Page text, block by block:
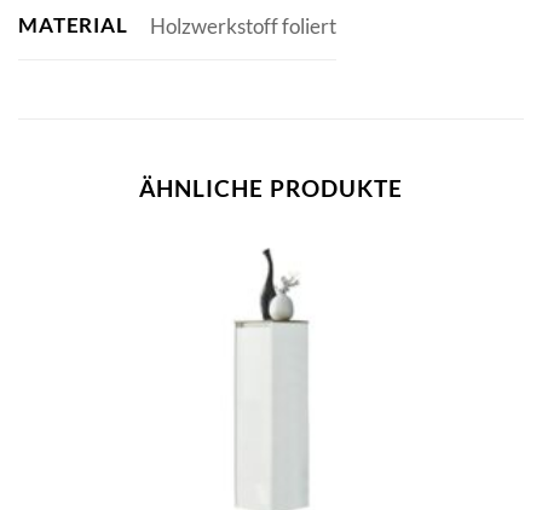
MATERIAL Holzwerkstoff foliert
ÄHNLICHE PRODUKTE